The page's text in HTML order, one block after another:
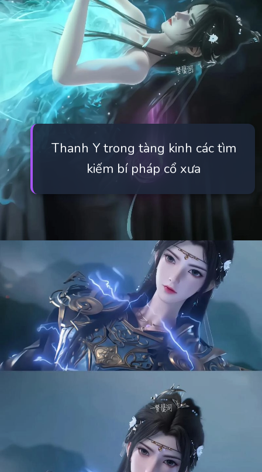
Thanh Y trong tàng kinh các tìm
kiếm bí pháp cổ xưa
https://manhua.edu.vn/thanh-y